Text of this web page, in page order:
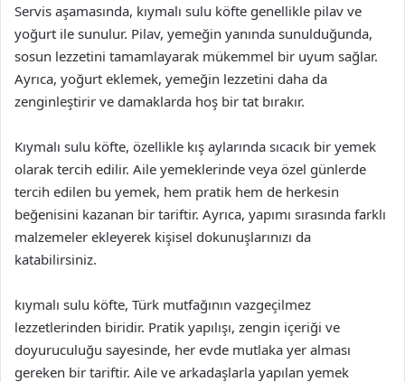
Servis aşamasında, kıymalı sulu köfte genellikle pilav ve
yoğurt ile sunulur. Pilav, yemeğin yanında sunulduğunda,
sosun lezzetini tamamlayarak mükemmel bir uyum sağlar.
Ayrıca, yoğurt eklemek, yemeğin lezzetini daha da
zenginleştirir ve damaklarda hoş bir tat bırakır.
Kıymalı sulu köfte, özellikle kış aylarında sıcacık bir yemek
olarak tercih edilir. Aile yemeklerinde veya özel günlerde
tercih edilen bu yemek, hem pratik hem de herkesin
beğenisini kazanan bir tariftir. Ayrıca, yapımı sırasında farklı
malzemeler ekleyerek kişisel dokunuşlarınızı da
katabilirsiniz.
kıymalı sulu köfte, Türk mutfağının vazgeçilmez
lezzetlerinden biridir. Pratik yapılışı, zengin içeriği ve
doyuruculuğu sayesinde, her evde mutlaka yer alması
gereken bir tariftir. Aile ve arkadaşlarla yapılan yemek